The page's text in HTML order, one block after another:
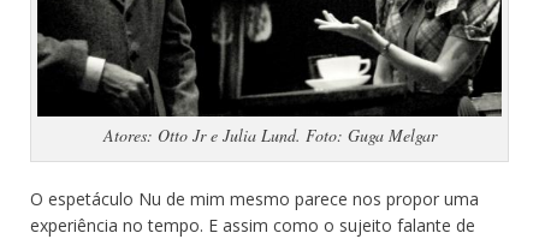
Atores: Otto Jr e Julia Lund. Foto: Guga Melgar
O espetáculo Nu de mim mesmo parece nos propor uma
experiência no tempo. E assim como o sujeito falante de